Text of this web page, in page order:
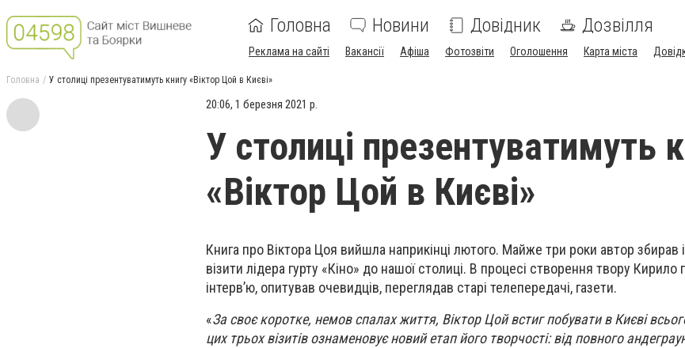
Головна Новини Довідник Дозвілля
Реклама на сайті Вакансії Афіша Фотозвіти Оголошення Карта міста
Головна У столиці презентуватимуть книгу «Віктор Цой в Києві»
20:06, 1 березня 2021 р.
У столиці презентуватимуть
«Віктор Цой в Києві»
Книга про Віктора Цоя вийшла наприкінці лютого. Майже три роки автор збирав
візити лідера гурту «Кіно» до нашої столиці. В процесі створення твору Кирило
інтерв’ю, опитував очевидців, переглядав старі телепередачі, газети.
«За своє коротке, немов спалах життя, Віктор Цой встиг побувати в Києві
цих трьох візитів ознаменовує новий етап його творчості: від повного